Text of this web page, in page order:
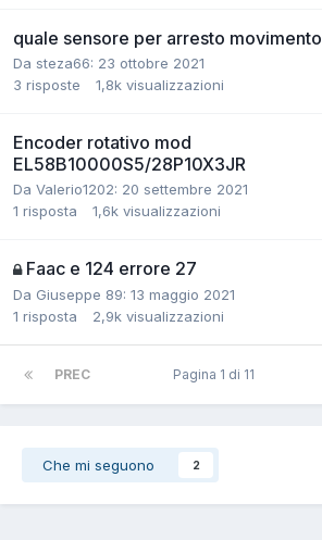
quale sensore per arresto movimento
Da steza66: 23 ottobre 2021
3 risposte 1,8k visualizzazioni
Encoder rotativo mod
EL58B10000S5/28P10X3JR
Da Valerio1202: 20 settembre 2021
1 risposta 1,6k visualizzazioni
Faac e 124 errore 27
Da Giuseppe 89: 13 maggio 2021
1 risposta 2,9k visualizzazioni
PREC Pagina 1 di 11
Che mi seguono 2